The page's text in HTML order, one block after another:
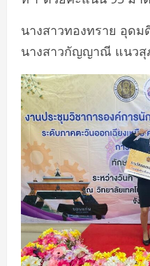
นางสาวทองทราย อุดม
นางสาวกัญญาณี แนวสุ